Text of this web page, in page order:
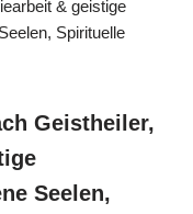
& geistige
Spirituelle
Geistheiler,
Seelen,